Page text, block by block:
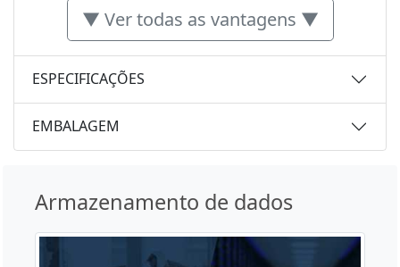
▼ Ver todas as vantagens ▼
ESPECIFICAÇÕES
EMBALAGEM
Armazenamento de dados